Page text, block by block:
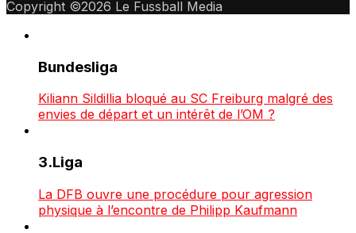
Copyright ©2026 Le Fussball Media
Bundesliga
Kiliann Sildillia bloqué au SC Freiburg malgré des
envies de départ et un intérêt de l’OM ?
3.Liga
La DFB ouvre une procédure pour agression
physique à l’encontre de Philipp Kaufmann